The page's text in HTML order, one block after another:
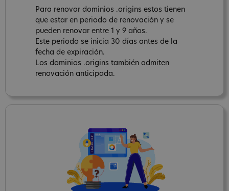
Para renovar dominios .origins estos tienen
que estar en periodo de renovación y se
pueden renovar entre 1 y 9 años.
Este periodo se inicia 30 días antes de la
fecha de expiración.
Los dominios .origins también admiten
renovación anticipada.